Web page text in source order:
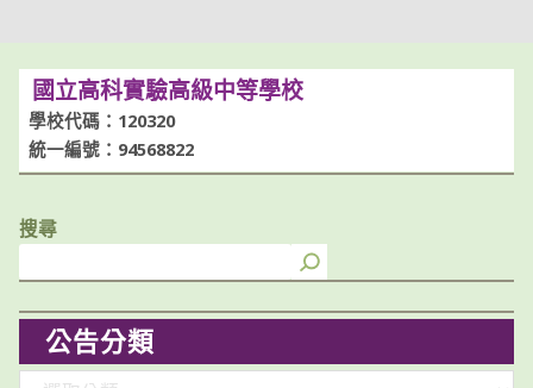
國立高科實驗高級中等學校
學校代碼：120320
統一編號：94568822
搜尋
公告分類